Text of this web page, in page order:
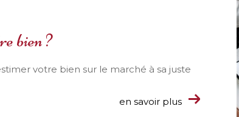
bien ?
votre bien sur le marché à sa juste
en savoir plus